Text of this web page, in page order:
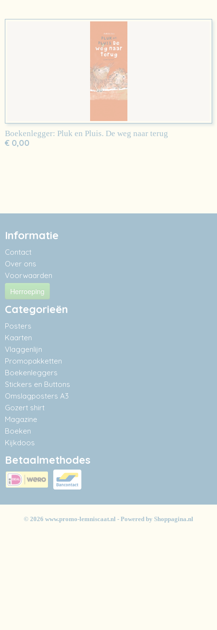
Boekenlegger: Pluk en Pluis. De weg naar terug
€ 0,00
Informatie
Contact
Over ons
Voorwaarden
Herroeping
Categorieën
Posters
Kaarten
Vlaggenlijn
Promopakketten
Boekenleggers
Stickers en Buttons
Omslagposters A3
Gozert shirt
Magazine
Boeken
Kijkdoos
Betaalmethodes
© 2026 www.promo-lemniscaat.nl - Powered by Shoppagina.nl